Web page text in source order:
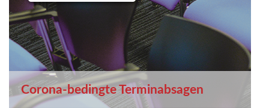
Corona-bedingte Terminabsagen